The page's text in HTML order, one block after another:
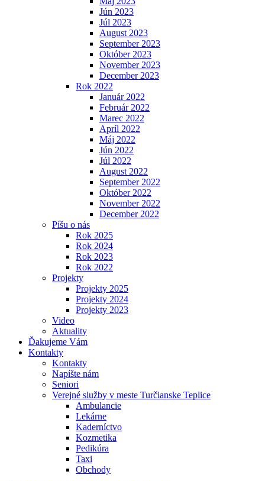
Jún 2023
Júl 2023
August 2023
September 2023
Október 2023
November 2023
December 2023
Rok 2022
Január 2022
Február 2022
Marec 2022
Apríl 2022
Máj 2022
Jún 2022
Júl 2022
August 2022
September 2022
Október 2022
November 2022
December 2022
Píšu o nás
Rok 2025
Rok 2024
Rok 2023
Rok 2022
Projekty
Projekty 2025
Projekty 2024
Projekty 2023
Video
Aktuality
Ďakujeme Vám
Kontakty
Kontakty
Napíšte nám
Seniori
Verejné služby v meste Turčianske Teplice
Ambulancie
Lekárne
Kaderníctvo
Kozmetika
Pedikúra
Taxi
Obchody